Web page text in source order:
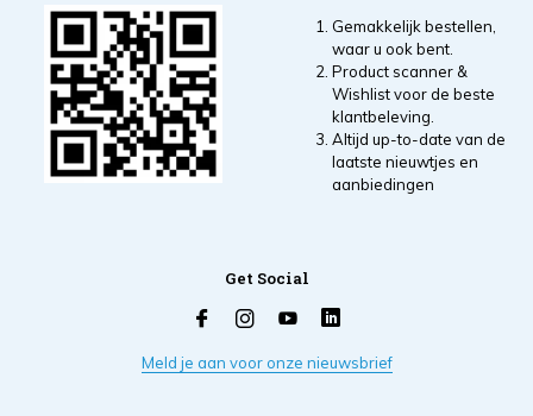
Gemakkelijk bestellen,
waar u ook bent.
Product scanner &
Wishlist voor de beste
klantbeleving.
Altijd up-to-date van de
laatste nieuwtjes en
aanbiedingen
Get Social
Meld je aan voor onze nieuwsbrief